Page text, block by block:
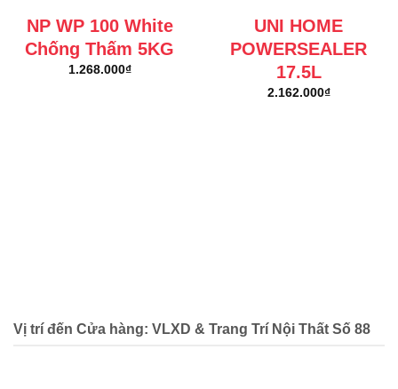
NP WP 100 White
Chống Thấm 5KG
1.268.000₫
UNI HOME
POWERSEALER
17.5L
2.162.000₫
Vị trí đến Cửa hàng: VLXD & Trang Trí Nội Thất Số 88